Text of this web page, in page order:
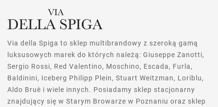
Via della Spiga to sklep multibrandowy z szeroką gamą
luksusowych marek do których należą: Giuseppe Zanotti,
Sergio Rossi, Red Valentino, Moschino, Escada, Furla,
Baldinini, Iceberg Philipp Plein, Stuart Weitzman, Loriblu,
Aldo Bruè i wiele innych. Posiadamy sklep stacjonarny
znajdujący się w Starym Browarze w Poznaniu oraz sklep